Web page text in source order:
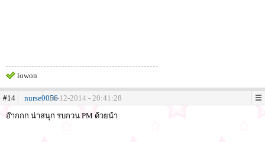
lowon
#14 nurse005616-12-2014 - 20:41:28
อ๊ากกก น่าสนุก รบกวน PM ด้วยน้า